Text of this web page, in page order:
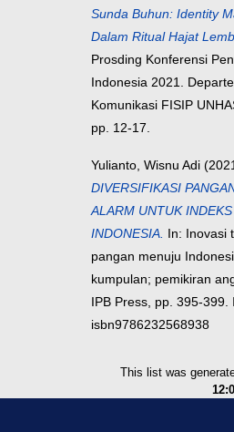
Sunda Buhun: Identity
Dalam Ritual Hajat
Prosding Konferensi
Indonesia 2021.
Komunikasi FISIP
pp. 12-17.
Yulianto, Wisnu Adi
DIVERSIFIKASI
ALARM UNTUK
INDONESIA. In: Inovasi
pangan menuju
kumpulan; pemikiran
IPB Press, pp. 395-399.
isbn9786232568938
This list was